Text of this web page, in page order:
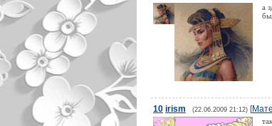
а
10 irism (22.06.2009 21:12) [